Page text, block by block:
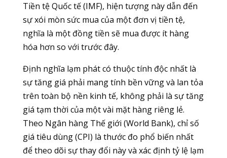
Tiền tệ Quốc tế (IMF), hiện tượng này dẫn đến
sự xói mòn sức mua của một đơn vị tiền tệ,
nghĩa là một đồng tiền sẽ mua được ít hàng
hóa hơn so với trước đây.
Định nghĩa lạm phát có thuộc tính độc nhất là
sự tăng giá phải mang tính bền vững và lan tỏa
trên toàn bộ nền kinh tế, không phải là sự tăng
giá tạm thời của một vài mặt hàng riêng lẻ.
Theo Ngân hàng Thế giới (World Bank), chỉ số
giá tiêu dùng (CPI) là thước đo phổ biến nhất
để theo dõi sự thay đổi này và xác định tỷ lệ lạm